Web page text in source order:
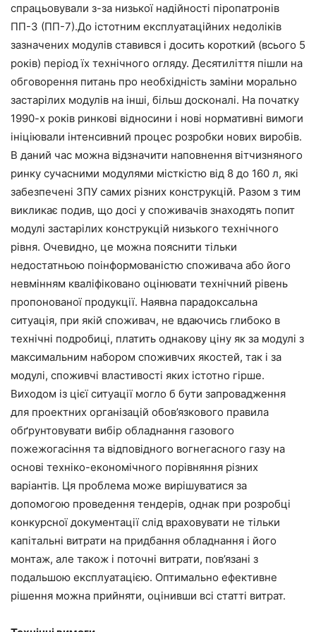
спрацьовували з-за низької надійності піропатронів
ПП-3 (ПП-7).До істотним експлуатаційних недоліків
зазначених модулів ставився і досить короткий (всього 5
років) період їх технічного огляду. Десятиліття пішли на
обговорення питань про необхідність заміни морально
застарілих модулів на інші, більш досконалі. На початку
1990-х років ринкові відносини і нові нормативні вимоги
ініціювали інтенсивний процес розробки нових виробів.
В даний час можна відзначити наповнення вітчизняного
ринку сучасними модулями місткістю від 8 до 160 л, які
забезпечені ЗПУ самих різних конструкцій. Разом з тим
викликає подив, що досі у споживачів знаходять попит
модулі застарілих конструкцій низького технічного
рівня. Очевидно, це можна пояснити тільки
недостатньою поінформованістю споживача або його
невмінням кваліфіковано оцінювати технічний рівень
пропонованої продукції. Наявна парадоксальна
ситуація, при якій споживач, не вдаючись глибоко в
технічні подробиці, платить однакову ціну як за модулі з
максимальним набором споживчих якостей, так і за
модулі, споживчі властивості яких істотно гірше.
Виходом із цієї ситуації могло б бути запровадження
для проектних організацій обов’язкового правила
обґрунтовувати вибір обладнання газового
пожежогасіння та відповідного вогнегасного газу на
основі техніко-економічного порівняння різних
варіантів. Ця проблема може вирішуватися за
допомогою проведення тендерів, однак при розробці
конкурсної документації слід враховувати не тільки
капітальні витрати на придбання обладнання і його
монтаж, але також і поточні витрати, пов’язані з
подальшою експлуатацією. Оптимально ефективне
рішення можна прийняти, оцінивши всі статті витрат.